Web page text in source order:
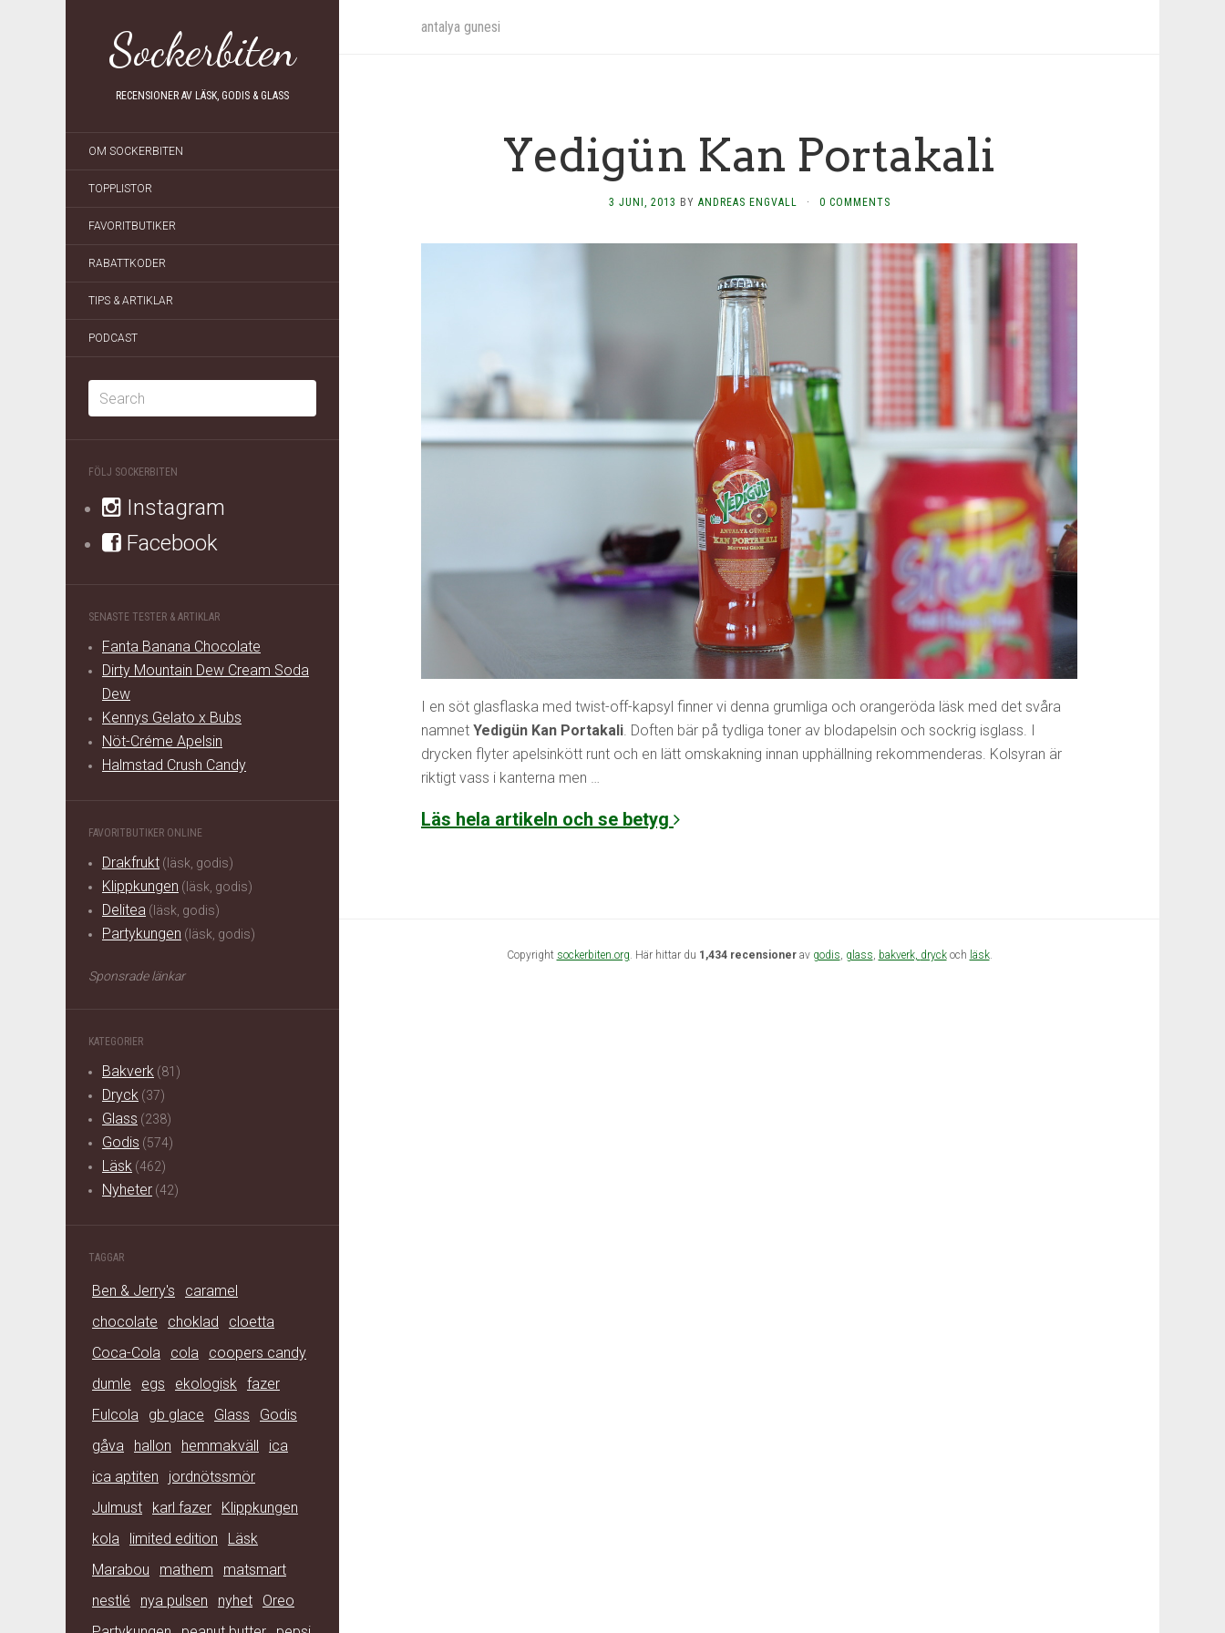
Sockerbiten
RECENSIONER AV LÄSK, GODIS & GLASS
OM SOCKERBITEN
TOPPLISTOR
FAVORITBUTIKER
RABATTKODER
TIPS & ARTIKLAR
PODCAST
FÖLJ SOCKERBITEN
Instagram
Facebook
SENASTE TESTER & ARTIKLAR
Fanta Banana Chocolate
Dirty Mountain Dew Cream Soda
Dew
Kennys Gelato x Bubs
Nöt-Créme Apelsin
Halmstad Crush Candy
FAVORITBUTIKER ONLINE
Drakfrukt (läsk, godis)
Klippkungen (läsk, godis)
Delitea (läsk, godis)
Partykungen (läsk, godis)
Sponsrade länkar
KATEGORIER
Bakverk (81)
Dryck (37)
Glass (238)
Godis (574)
Läsk (462)
Nyheter (42)
TAGGAR
Ben & Jerry's
caramel
chocolate
choklad
cloetta
Coca-Cola
cola
coopers candy
dumle
egs ekologisk fazer
Fulcola
gb glace Glass
Godis
gåva
hallon hemmakväll
ica
ica aptiten
jordnötssmör
Julmust
karl fazer
Klippkungen
kola
limited edition
Läsk
Marabou
mathem
matsmart
nestlé
nya pulsen nyhet
Oreo
antalya gunesi
Yedigün Kan Portakali
3 JUNI, 2013 BY ANDREAS ENGVALL · 0 COMMENTS
I en söt glasflaska med twist-off-kapsyl finner vi denna grumliga och orangeröda läsk med det svåra
namnet Yedigün Kan Portakali. Doften bär på tydliga toner av blodapelsin och sockrig isglass. I
drycken flyter apelsinkött runt och en lätt omskakning innan upphällning rekommenderas. Kolsyran är
riktigt vass i kanterna men …
Läs hela artikeln och se betyg
Copyright sockerbiten.org. Här hittar du 1,434 recensionerav godis, glass, bakverk, dryckoch läsk.